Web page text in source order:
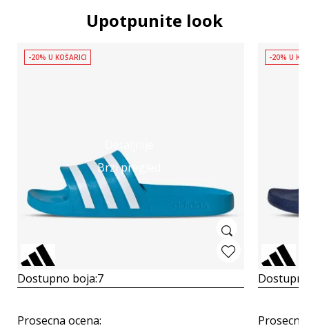
Upotpunite look
Brzi pregled
-20% U KOŠARICI
Dostupno boja:7
Prosecna ocena:
-20% U